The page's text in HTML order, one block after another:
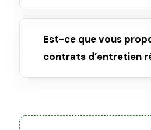
Est-ce que vous
contrats d’entretien